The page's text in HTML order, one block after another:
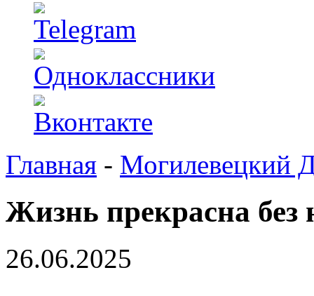
Главная - Могилевецкий
Жизнь прекрасна без
26.06.2025